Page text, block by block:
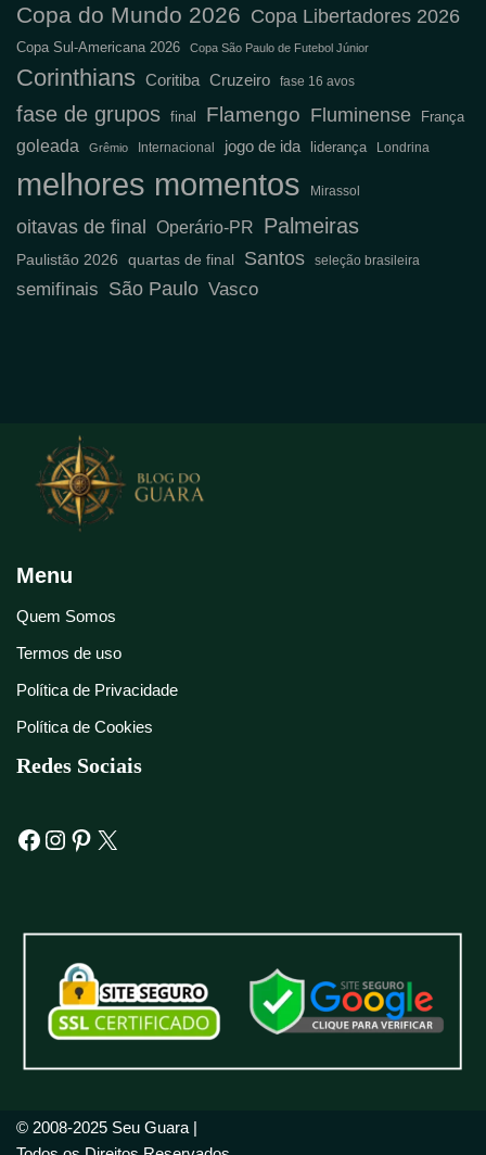
Copa do Mundo 2026 Copa Libertadores 2026
Copa Sul-Americana 2026 Copa São Paulo de Futebol Júnior
Corinthians Coritiba Cruzeiro fase 16 avos
fase de grupos final Flamengo Fluminense França
goleada Grêmio Internacional jogo de ida liderança Londrina
melhores momentos Mirassol
oitavas de final Operário-PR Palmeiras
Paulistão 2026 quartas de final Santos seleção brasileira
semifinais São Paulo Vasco
Menu
Quem Somos
Termos de uso
Política de Privacidade
Política de Cookies
Redes Sociais
© 2008-2025 Seu Guara |